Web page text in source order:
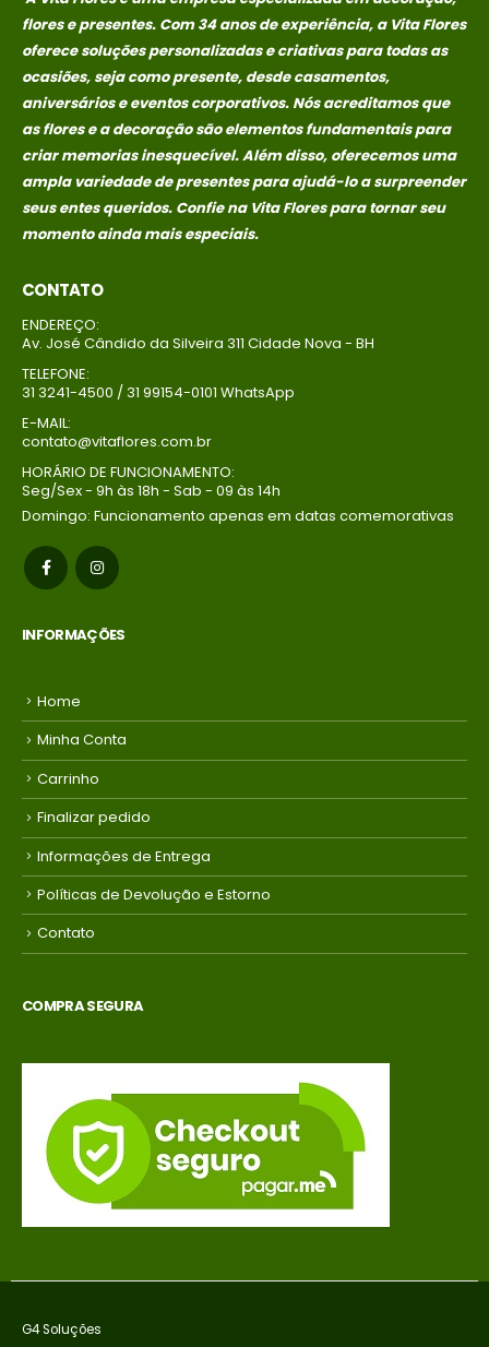
flores e presentes. Com 34 anos de experiência, a Vita Flores
oferece soluções personalizadas e criativas para todas as
ocasiões, seja como presente, desde casamentos,
aniversários e eventos corporativos. Nós acreditamos que
as flores e a decoração são elementos fundamentais para
criar memoriasinesquecível. Além disso, oferecemos uma
ampla variedade de presentes para ajudá-lo a surpreender
seus entes queridos. Confie na Vita Flores para tornar seu
momento ainda mais especiais.
CONTATO
ENDEREÇO:
Av. José Cândido da Silveira 311 Cidade Nova - BH
TELEFONE:
31 3241-4500 / 31 99154-0101 WhatsApp
E-MAIL:
contato@vitaflores.com.br
HORÁRIO DE FUNCIONAMENTO:
Seg/Sex - 9h às 18h - Sab - 09 às 14h
Domingo: Funcionamento apenas em datas comemorativas
INFORMAÇÕES
Home
Minha Conta
Carrinho
Finalizar pedido
Informações de Entrega
Políticas de Devolução e Estorno
Contato
COMPRA SEGURA
G4 Soluções